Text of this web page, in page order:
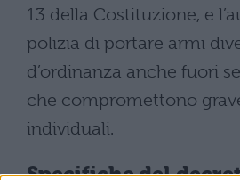
13 della Costituzione, e
polizia di portare armi
d’ordinanza anche fuori
che compromettono
individuali.
Specifiche del